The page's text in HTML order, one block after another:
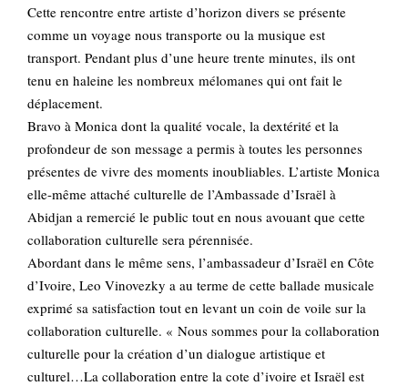
Cette rencontre entre artiste d’horizon divers se présente
comme un voyage nous transporte ou la musique est
transport. Pendant plus d’une heure trente minutes, ils ont
tenu en haleine les nombreux mélomanes qui ont fait le
déplacement.
Bravo à Monica dont la qualité vocale, la dextérité et la
profondeur de son message a permis à toutes les personnes
présentes de vivre des moments inoubliables. L’artiste Monica
elle-même attaché culturelle de l’Ambassade d’Israël à
Abidjan a remercié le public tout en nous avouant que cette
collaboration culturelle sera pérennisée.
Abordant dans le même sens, l’ambassadeur d’Israël en Côte
d’Ivoire, Leo Vinovezky a au terme de cette ballade musicale
exprimé sa satisfaction tout en levant un coin de voile sur la
collaboration culturelle. « Nous sommes pour la collaboration
culturelle pour la création d’un dialogue artistique et
culturel…La collaboration entre la cote d’ivoire et Israël est